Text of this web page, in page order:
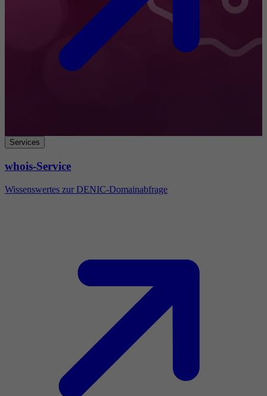
Services
whois-Service
Wissenswertes zur DENIC-Domainabfrage